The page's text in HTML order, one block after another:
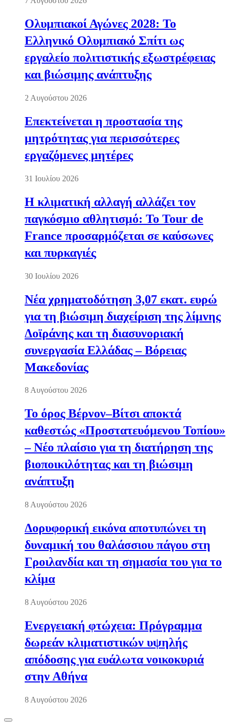
Ολυμπιακοί Αγώνες 2028: Το
Ελληνικό Ολυμπιακό Σπίτι ως
εργαλείο πολιτιστικής εξωστρέφειας
και βιώσιμης ανάπτυξης
2 Αυγούστου 2026
Επεκτείνεται η προστασία της
μητρότητας για περισσότερες
εργαζόμενες μητέρες
31 Ιουλίου 2026
Η κλιματική αλλαγή αλλάζει τον
παγκόσμιο αθλητισμό: Το Tour de
France προσαρμόζεται σε καύσωνες
και πυρκαγιές
30 Ιουλίου 2026
Νέα χρηματοδότηση 3,07 εκατ. ευρώ
για τη βιώσιμη διαχείριση της λίμνης
Δοϊράνης και τη διασυνοριακή
συνεργασία Ελλάδας – Βόρειας
Μακεδονίας
8 Αυγούστου 2026
Το όρος Βέρνον–Βίτσι αποκτά
καθεστώς «Προστατευόμενου Τοπίου»
– Νέο πλαίσιο για τη διατήρηση της
βιοποικιλότητας και τη βιώσιμη
ανάπτυξη
8 Αυγούστου 2026
Δορυφορική εικόνα αποτυπώνει τη
δυναμική του θαλάσσιου πάγου στη
Γροιλανδία και τη σημασία του για το
κλίμα
8 Αυγούστου 2026
Ενεργειακή φτώχεια: Πρόγραμμα
δωρεάν κλιματιστικών υψηλής
απόδοσης για ευάλωτα νοικοκυριά
στην Αθήνα
8 Αυγούστου 2026